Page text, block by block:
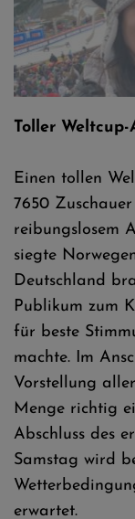
Edelfan Barbara
© SCW
Toller
Einen tollen
7650
reibungslosem
siegte
Deutschland
Publikum zum
für beste
machte. Im
Vorstellung
Menge richtig
Abschluss des
Samstag wird
erwartet.